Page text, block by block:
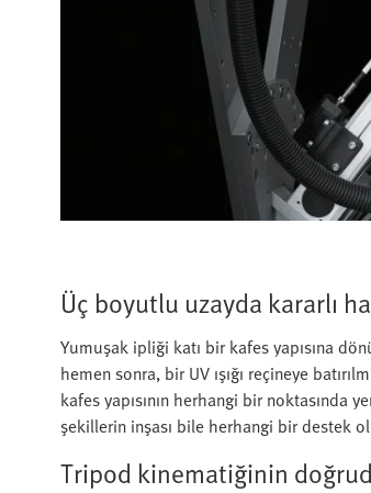
Üç boyutlu uzayda kararlı
Yumuşak ipliği katı bir kafes yapısına
hemen sonra, bir UV ışığı reçineye
kafes yapısının herhangi bir
şekillerin inşası bile herhangi bir destek
Tripod kinematiğinin